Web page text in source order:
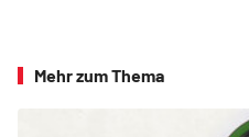
Mehr zum Thema